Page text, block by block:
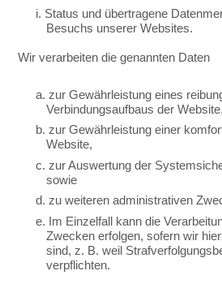
i. Status und übertragene
Besuchs unserer Websites.
Wir verarbeiten die genannten Daten
a. zur Gewährleistung eines
Verbindungsaufbaus der Website,
b. zur Gewährleistung einer
Website,
c. zur Auswertung der
sowie
d. zu weiteren administrativen
e. Im Einzelfall kann die
Zwecken erfolgen, sofern wir
sind, z. B. weil
verpflichten.